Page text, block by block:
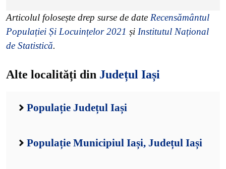
Articolul folosește drep surse de date Recensământul
Populației Și Locuințelor 2021 și Institutul Național
de Statistică.
Alte localități din Județul Iași
Populație Județul Iași
Populație Municipiul Iași, Județul Iași